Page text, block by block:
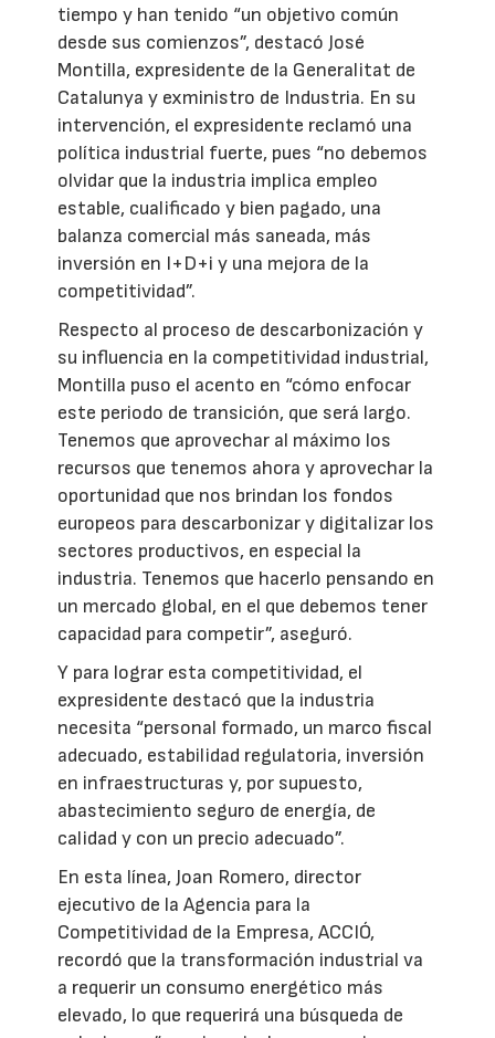
tiempo y han tenido “un objetivo común
desde sus comienzos”, destacó José
Montilla, expresidente de la Generalitat de
Catalunya y exministro de Industria. En su
intervención, el expresidente reclamó una
política industrial fuerte, pues “no debemos
olvidar que la industria implica empleo
estable, cualificado y bien pagado, una
balanza comercial más saneada, más
inversión en I+D+i y una mejora de la
competitividad”.
Respecto al proceso de descarbonización y
su influencia en la competitividad industrial,
Montilla puso el acento en “cómo enfocar
este periodo de transición, que será largo.
Tenemos que aprovechar al máximo los
recursos que tenemos ahora y aprovechar la
oportunidad que nos brindan los fondos
europeos para descarbonizar y digitalizar los
sectores productivos, en especial la
industria. Tenemos que hacerlo pensando en
un mercado global, en el que debemos tener
capacidad para competir”, aseguró.
Y para lograr esta competitividad, el
expresidente destacó que la industria
necesita “personal formado, un marco fiscal
adecuado, estabilidad regulatoria, inversión
en infraestructuras y, por supuesto,
abastecimiento seguro de energía, de
calidad y con un precio adecuado”.
En esta línea, Joan Romero, director
ejecutivo de la Agencia para la
Competitividad de la Empresa, ACCIÓ,
recordó que la transformación industrial va
a requerir un consumo energético más
elevado, lo que requerirá una búsqueda de